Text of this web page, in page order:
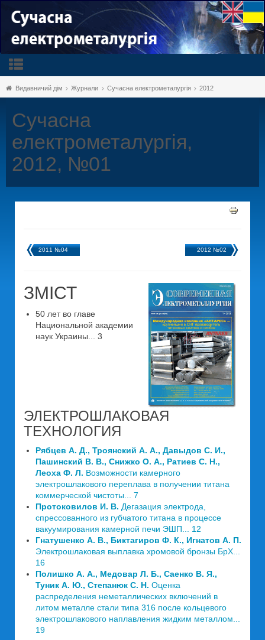
Видавничий дім Журнали Сучасна електрометалургія 2012
Сучасна
електрометалургія,
2012, №01
2011 №04 2012 №02
ЗМІСТ
50 лет во главе
Национальной академии
наук Украины... 3
ЭЛЕКТРОШЛАКОВАЯ
ТЕХНОЛОГИЯ
Рябцев А. Д., Троянский А. А., Давыдов С. И.,
Пашинский В. В., Снижко О. А., Ратиев С. Н.,
Леоха Ф. Л. Возможности камерного
электрошлакового переплава в получении титана
коммерческой чистоты... 7
Протоковилов И. В. Дегазация электрода,
спрессованного из губчатого титана в процессе
вакуумирования камерной печи ЭШП... 12
Гнатушенко А. В., Биктагиров Ф. К., Игнатов А. П.
Электрошлаковая выплавка хромовой бронзы БрХ...
16
Полишко А. А., Медовар Л. Б., Саенко В. Я.,
Туник А. Ю., Степанюк С. Н. Оценка
распределения неметаллических включений в
литом металле стали типа 316 после кольцевого
электрошлакового наплавления жидким металлом...
19